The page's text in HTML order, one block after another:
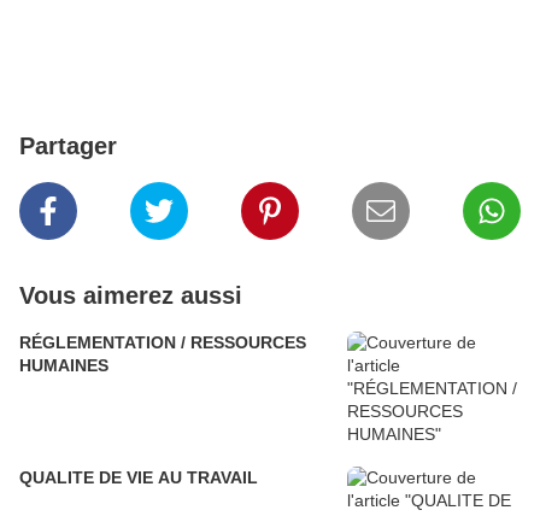
Partager
Vous aimerez aussi
RÉGLEMENTATION / RESSOURCES
HUMAINES
QUALITE DE VIE AU TRAVAIL